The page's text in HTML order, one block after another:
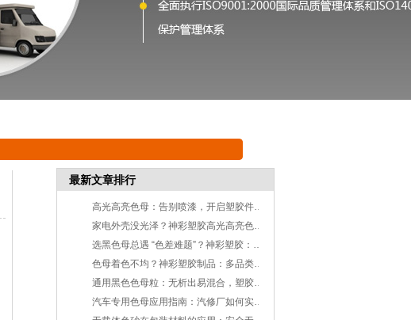
最新文章排行
高光高亮色母：告别喷漆，开启塑胶件美学革命
家电外壳没光泽？神彩塑胶高光高亮色母：一键解锁镜面质感
选黑色母总遇 “色差难题”？神彩塑胶：从原料到工艺，解决 3 大核心痛点
色母着色不均？神彩塑胶制品：多品类色母，适配不同塑胶加工需求
通用黑色色母粒：无析出易混合，塑胶加工着色的优选方案-东莞市神彩塑胶制品有限公司
汽车专用色母应用指南：汽修厂如何实现高效、精准的补漆调色方案-东莞市神彩塑胶制品有限公司